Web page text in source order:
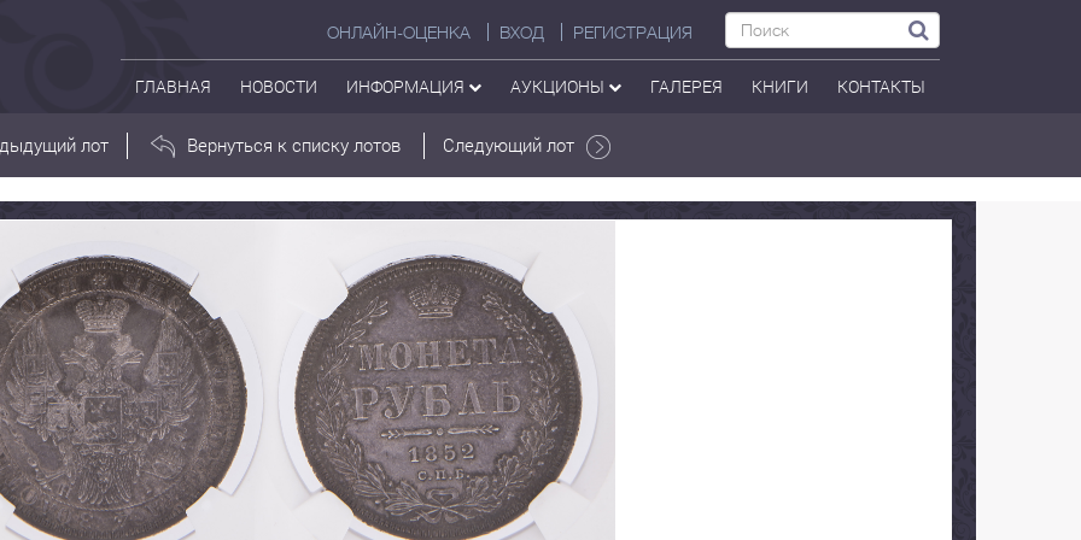
ОНЛАЙН-ОЦЕНКА ВХОД РЕГИСТРАЦИЯ
ГЛАВНАЯ НОВОСТИ ИНФОРМАЦИЯ АУКЦИОНЫ ГАЛЕРЕЯ КНИГИ КОНТАКТЫ
лот Вернуться к списку лотов Следующий лот